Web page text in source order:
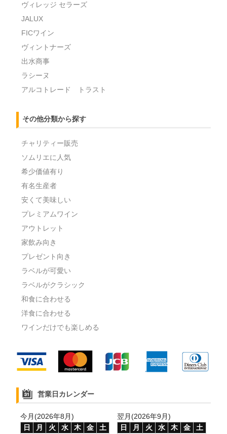
ヴィレッジ セラーズ
JALUX
FICワイン
ヴィントナーズ
出水商事
ラシーヌ
アルコトレード トラスト
その他分類から探す
チャリティー販売
ソムリエに人気
希少価値有り
有名生産者
安くて美味しい
プレミアムワイン
アウトレット
家飲み向き
プレゼント向き
ラベルが可愛い
ラベルがクラシック
和食に合わせる
洋食に合わせる
ワインだけでも楽しめる
営業日カレンダー
今月(2026年8月)
日
月 火 水 木 金
土
翌月(2026年9月)
日
月 火 水 木 金
土